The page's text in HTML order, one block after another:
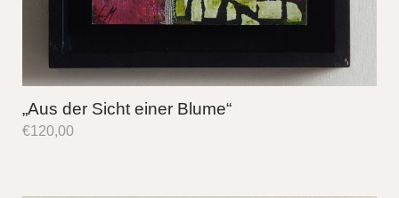
„Aus der Sicht einer Blume“
€120,00